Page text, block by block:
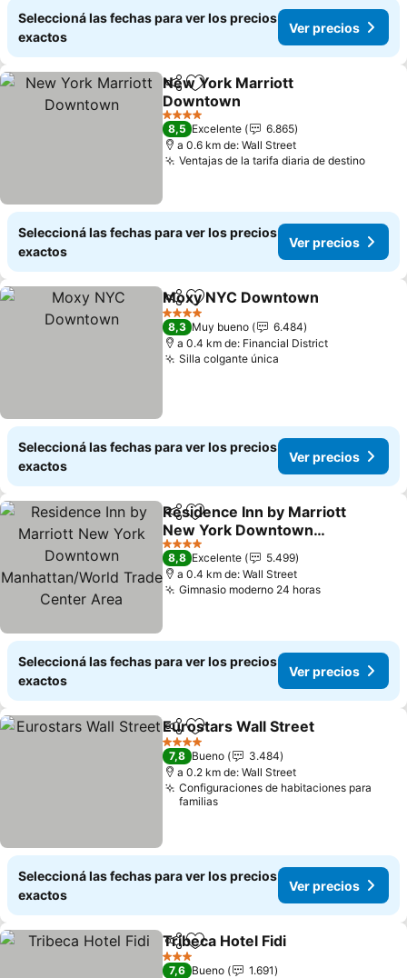
Seleccioná las fechas para ver los precios
exactos
Ver precios
CompartirAñadir a favoritos
New York Marriott
Downtown
Ver precios
4 Estrellas
8,5 Excelente
6.865
a 0.6 km de: Wall Street
Ventajas de la tarifa diaria de destinoVer
Seleccioná las fechas para ver los precios
exactos
Ver precios
CompartirAñadir a favoritos
Moxy NYC Downtown
4 Estrellas
8,3 Muy bueno
6.484
a 0.4 km de: Financial District
Silla colgante única
Seleccioná las fechas para ver los precios
exactos
Ver precios
CompartirAñadir a favoritos
Residence Inn by Marriott
New York Downtown
Manhattan/World Trade
Center Area
Ver precios
4 Estrellas
8,8 Excelente
5.499
a 0.4 km de: Wall Street
Gimnasio moderno 24 horasVer precios
Seleccioná las fechas para ver los precios
exactos
Ver precios
CompartirAñadir a favoritos
Eurostars Wall Street
4 Estrellas
7,8 Bueno
3.484
a 0.2 km de: Wall Street
Configuraciones de habitaciones para
familias
Seleccioná las fechas para ver los precios
exactos
Ver precios
CompartirAñadir a favoritos
Tribeca Hotel Fidi
3 Estrellas
7,6 Bueno
1.691